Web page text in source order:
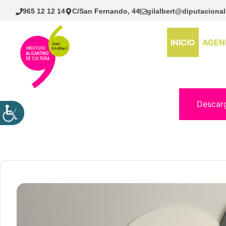
Saltar
965 12 12 14 C/San Fernando, 44
INICIO